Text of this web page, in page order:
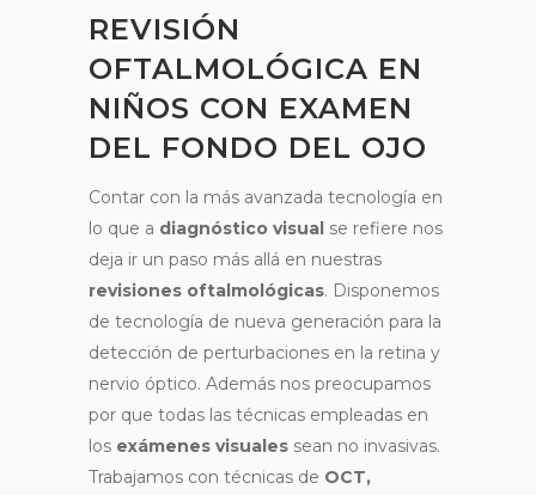
REVISIÓN
OFTALMOLÓGICA EN
NIÑOS CON EXAMEN
DEL FONDO DEL OJO
Contar con la más avanzada tecnología en
lo que a diagnóstico visual se refiere nos
deja ir un paso más allá en nuestras
revisiones oftalmológicas. Disponemos
de tecnología de nueva generación para la
detección de perturbaciones en la retina y
nervio óptico. Además nos preocupamos
por que todas las técnicas empleadas en
los exámenes visuales sean no invasivas.
Trabajamos con técnicas de OCT,